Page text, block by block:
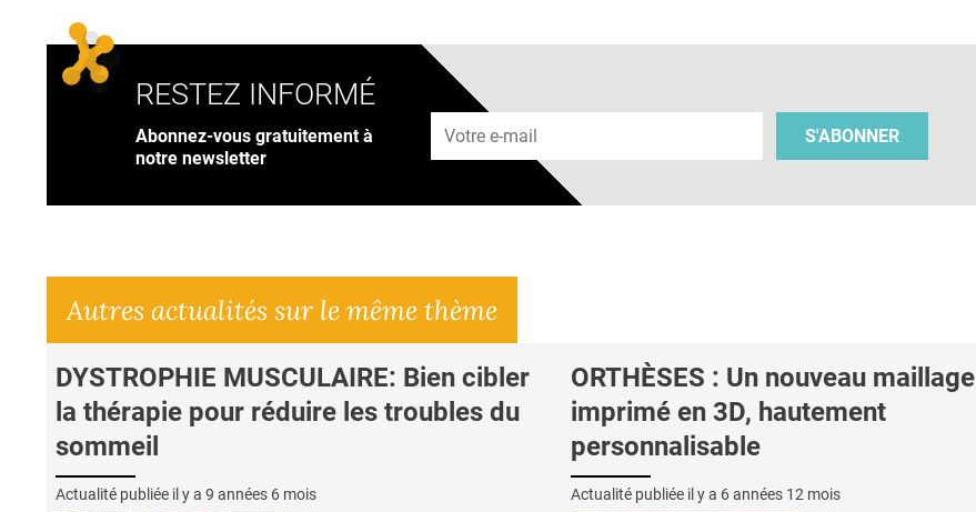
RESTEZ INFORMÉ
Abonnez-vous gratuitement à
notre newsletter
Adresse e-mail
S'ABONNER
Autres actualités sur le même thème
DYSTROPHIE MUSCULAIRE: Bien cibler
la thérapie pour réduire les troubles du
sommeil
Actualité publiée il y a 9 années 6 mois
ORTHÈSES : Un nouveau maillage
imprimé en 3D, hautement
personnalisable
Actualité publiée il y a 6 années 12 mois